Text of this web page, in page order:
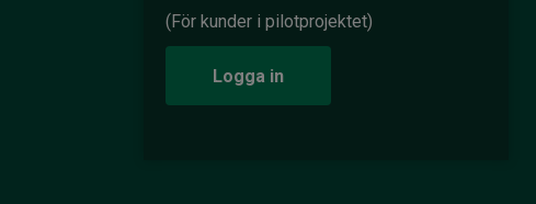
(För kunder i pilotprojektet)
Logga in